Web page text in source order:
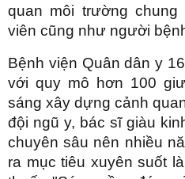
quan môi trường
viên cũng như người
Bệnh viện Quân dân y
với quy mô hơn 100
sáng xây dựng cảnh
đội ngũ y, bác sĩ giàu
chuyên sâu nên nhiều
ra mục tiêu xuyên suốt